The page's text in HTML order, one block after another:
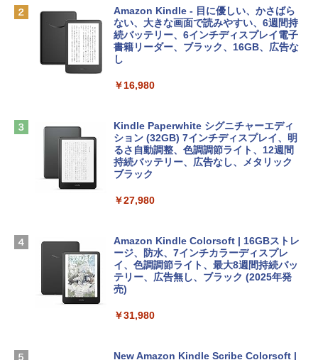
￥162,598
tomtoc 360°保護 15.6 16インチ パソコ
ンケース Dell NEC Lavie ASUS HP dyna
Apple 2026 MacBook Air M5チップ搭載
13インチノートブック：AIとApple Intell
igence、13.6インチLiquid Retinaディ
スプレイ、16GBユニファイドメモリ、1
ームカメラ、日本語キーボード、Touch I
￥261,414
【Amazon.co.jp限定】 HP ノートパソコ
ン 15-fd 15.6インチ 16GBメモリ 512GB
Robloxギフトカード - 1000 Robux 【限
定バーチャルアイテムを含む】 【オンラ
インゲームコード】 ロブロックス |オン
ラインコード版
4(最新 永続版)|オンラインコード版|Wind
ows11、10/mac対応|PC2台
￥39,582
Robloxギフトカード - 2,000 Robux 【限
ラインコード版
￥3,200
ト): Java & Bedrock Edition | オンライ
出す プロンプトの言葉 AI画像生成シリー
ズ (はぴーイラストLabo)
￥480
ClaudeCode いちばんやさしい 教科書:
にもKindle出版にも！ 非エンジニアのた
めのAIコーディング入門シリーズ
￥99
1冊ですべて身につくHTML & CSSとWe
￥1,292
FM TOWNS ハイパー・カタログ: 本体ハ
ェクトリストと最新エミュレータ紹介
Amazon Kindle - 目に優しい、かさばら
ない、大きな画面で読みやすい、6週間持
続バッテリー、6インチディスプレイ電子
書籍リーダー、ブラック、16GB、広告な
し
￥16,980
Kindle Paperwhite シグニチャーエディ
ション (32GB) 7インチディスプレイ、明
るさ自動調整、色調調節ライト、12週間
持続バッテリー、広告なし、メタリック
ブラック
￥27,980
Amazon Kindle Colorsoft | 16GBストレ
ージ、防水、7インチカラーディスプレ
イ、色調調節ライト、最大8週間持続バッ
テリー、広告無し、ブラック (2025年発
売)
￥31,980
New Amazon Kindle Scribe Colorsoft |